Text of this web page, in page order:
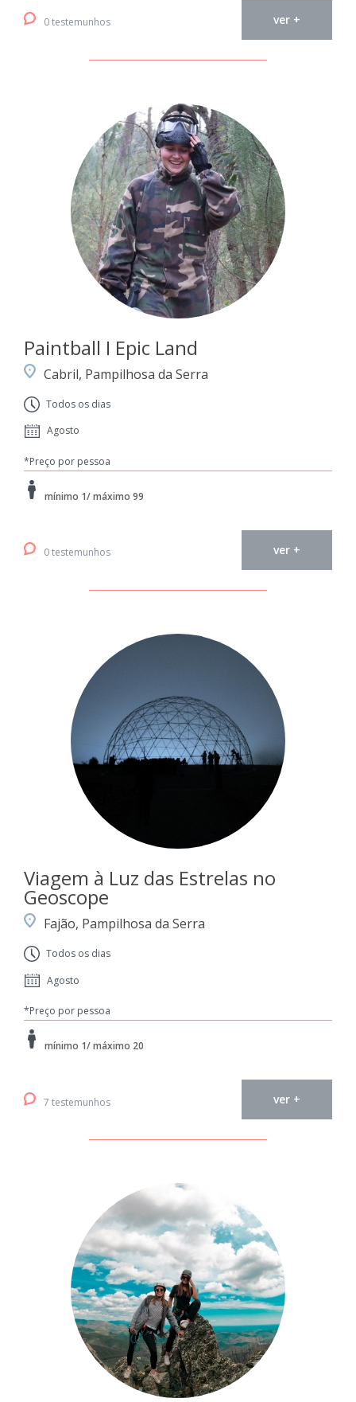
0 testemunhos ver +
Paintball I Epic Land
Cabril, Pampilhosa da Serra
Todos os dias
Agosto
*Preço por pessoa
mínimo 1/ máximo 99
0 testemunhos ver +
Viagem à Luz das Estrelas no
Geoscope
Fajão, Pampilhosa da Serra
Todos os dias
Agosto
*Preço por pessoa
mínimo 1/ máximo 20
7 testemunhos ver +